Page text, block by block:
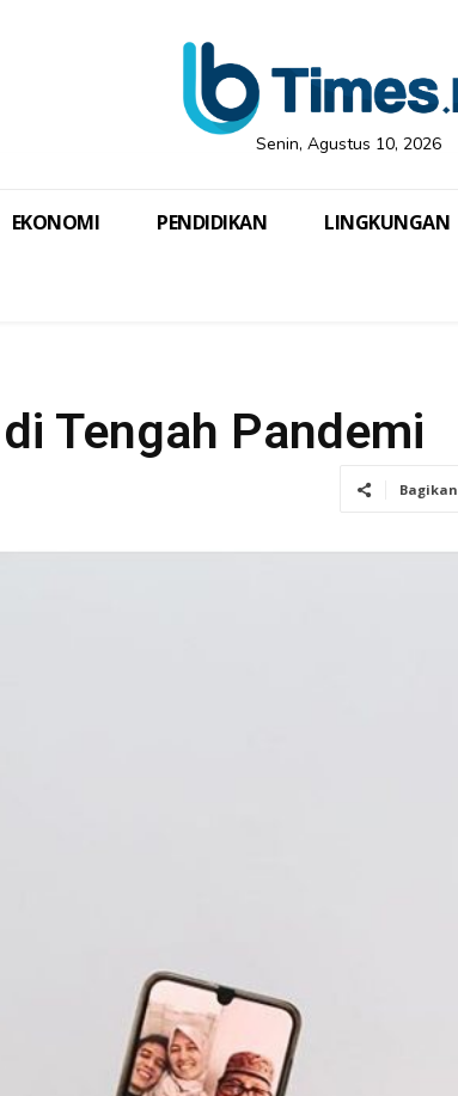
Senin, Agustus 10, 2026
EKONOMI PENDIDIKAN LINGKUNGAN
Tengah Pandemi
Bagikan